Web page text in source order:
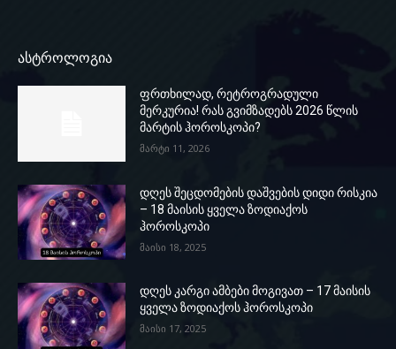
ასტროლოგია
ფრთხილად, რეტროგრადული
მერკურია! რას გვიმზადებს 2026 წლის
მარტის ჰოროსკოპი?
მარტი 11, 2026
დღეს შეცდომების დაშვების დიდი რისკია
– 18 მაისის ყველა ზოდიაქოს
ჰოროსკოპი
მაისი 18, 2025
დღეს კარგი ამბები მოგივათ – 17 მაისის
ყველა ზოდიაქოს ჰოროსკოპი
მაისი 17, 2025